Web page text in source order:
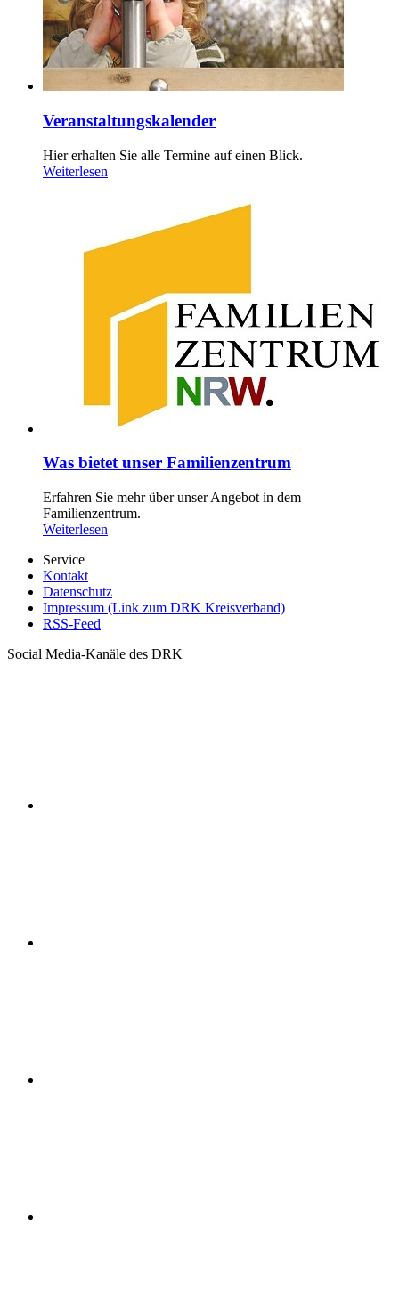
Veranstaltungskalender
Hier erhalten Sie alle Termine auf einen Blick.
Weiterlesen
Was bietet unser Familienzentrum
Erfahren Sie mehr über unser Angebot in dem
Familienzentrum.
Weiterlesen
Service
Kontakt
Datenschutz
Impressum (Link zum DRK Kreisverband)
RSS-Feed
Social Media-Kanäle des DRK